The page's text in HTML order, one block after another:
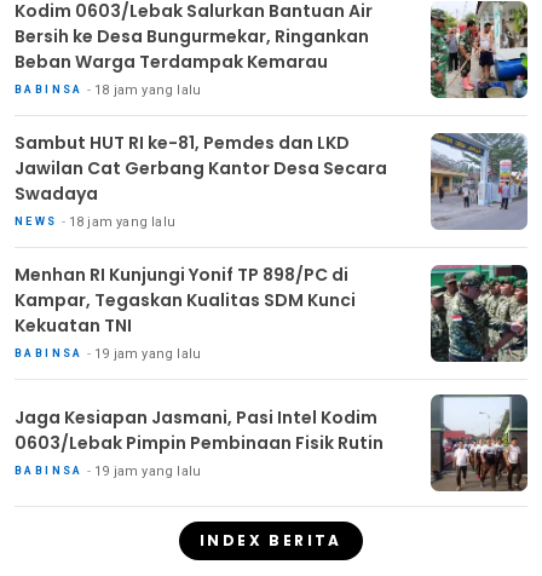
Kodim 0603/Lebak Salurkan Bantuan Air
Bersih ke Desa Bungurmekar, Ringankan
Beban Warga Terdampak Kemarau
BABINSA 18 jam yang lalu
Sambut HUT RI ke-81, Pemdes dan LKD
Jawilan Cat Gerbang Kantor Desa Secara
Swadaya
NEWS 18 jam yang lalu
Menhan RI Kunjungi Yonif TP 898/PC di
Kampar, Tegaskan Kualitas SDM Kunci
Kekuatan TNI
BABINSA 19 jam yang lalu
Jaga Kesiapan Jasmani, Pasi Intel Kodim
0603/Lebak Pimpin Pembinaan Fisik Rutin
BABINSA 19 jam yang lalu
INDEX BERITA